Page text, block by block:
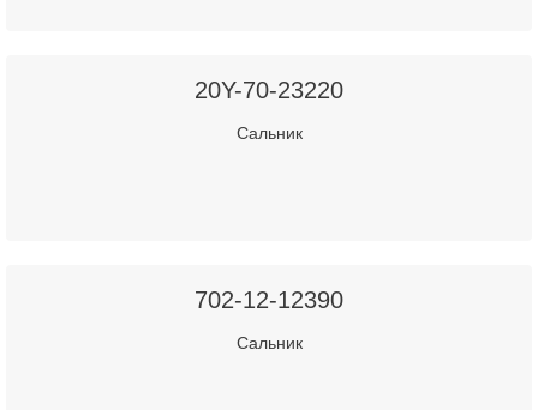
20Y-70-23220
Сальник
702-12-12390
Сальник